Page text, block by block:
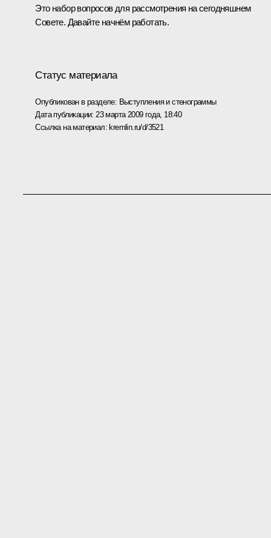
Это набор вопросов для рассмотрения на сегодняшнем
Совете. Давайте начнём работать.
Статус материала
Опубликован в разделе: Выступления и стенограммы
Дата публикации: 23 марта 2009 года, 18:40
Ссылка на материал:kremlin.ru/d/3521